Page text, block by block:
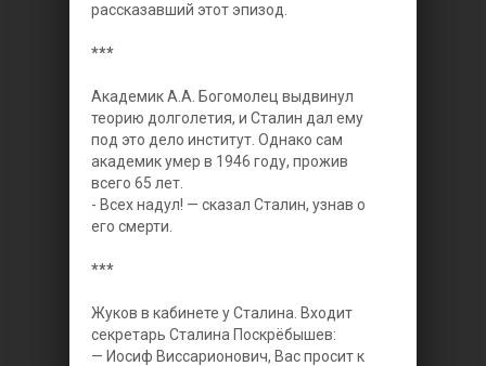
рассказавший этот эпизод.
***
Академик А.А. Богомолец выдвинул
теорию долголетия, и Сталин дал ему
под это дело институт. Однако сам
академик умер в 1946 году, прожив
всего 65 лет.
- Всех надул! — сказал Сталин, узнав о
его смерти.
***
Жуков в кабинете у Сталина. Входит
секретарь Сталина Поскрёбышев:
— Иосиф Виссарионович, Вас просит к